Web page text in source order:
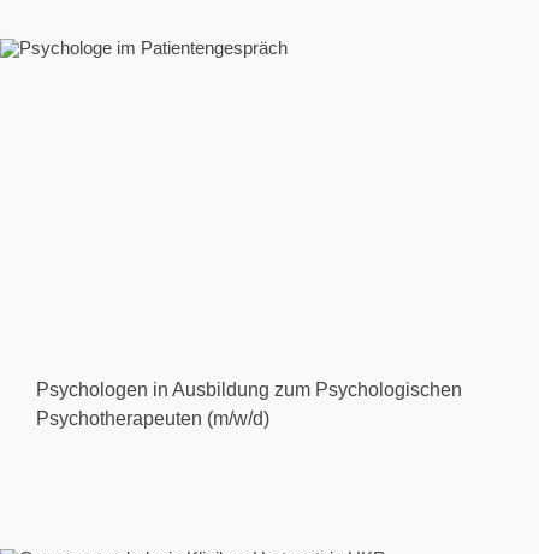
Psychologen in Ausbildung zum Psychologischen
Psychotherapeuten (m/w/d)